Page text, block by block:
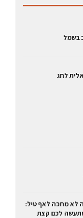
בשמל
לחג
לא מחכה לאף טיל:
לכם קצת